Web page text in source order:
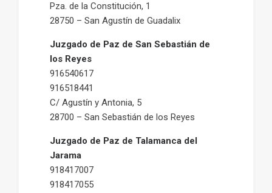
Pza. de la Constitución, 1
28750 – San Agustín de Guadalix
Juzgado de Paz de San Sebastián de
los Reyes
916540617
916518441
C/ Agustín y Antonia, 5
28700 – San Sebastián de los Reyes
Juzgado de Paz de Talamanca del
Jarama
918417007
918417055